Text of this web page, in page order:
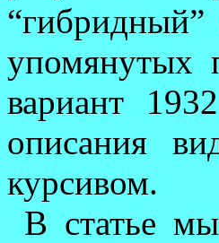
упомянутых
вариант
описания
курсивом.
В статье